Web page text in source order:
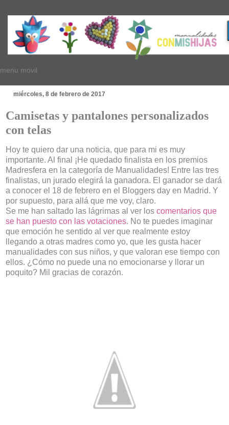
menu movil
miércoles, 8 de febrero de 2017
Camisetas y pantalones personalizados
con telas
Hoy te quiero dar una noticia, que para mi es muy
importante. Al final ¡He quedado finalista en los premios
Madresfera en la categoría de Manualidades! Entre las tres
finalistas, un jurado elegirá la ganadora. El ganador se dará
a conocer el 18 de febrero en el Bloggers day en Madrid. Y
por supuesto, para allá que me voy, claro.
Se me han saltado las lágrimas al ver los comentarios que
se han puesto con las votaciones. No te puedes imaginar
que emoción he sentido al ver que realmente estoy
llegando a otras madres como yo, que les gusta hacer
manualidades con sus niños, y que valoran ese tiempo con
ellos. ¿Cómo no puede una no emocionarse y llorar un
poquito? Mil gracias de corazón.